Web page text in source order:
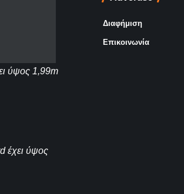
ύψος 1,99m
έχει ύψος
Διαφήμιση
Επικοινωνία